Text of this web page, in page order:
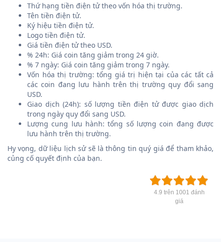
Thứ hạng tiền điện tử theo vốn hóa thị trường.
Tên tiền điện tử.
Ký hiệu tiền điện tử.
Logo tiền điện tử.
Giá tiền điện tử theo USD.
% 24h: Giá coin tăng giảm trong 24 giờ.
% 7 ngày: Giá coin tăng giảm trong 7 ngày.
Vốn hóa thị trường: tổng giá trị hiện tại của các tất cả
các coin đang lưu hành trên thị trường quy đổi sang
USD.
Giao dịch (24h): số lượng tiền điện tử được giao dịch
trong ngày quy đổi sang USD.
Lượng cung lưu hành: tổng số lượng coin đang được
lưu hành trên thị trường.
Hy vọng, dữ liệu lịch sử sẽ là thông tin quý giá để tham khảo,
củng cố quyết định của bạn.
4.9 trên 1001 đánh
giá